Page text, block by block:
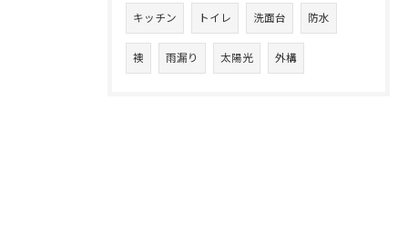
キッチン トイレ 洗面台 防水
襖 雨漏り 太陽光 外構